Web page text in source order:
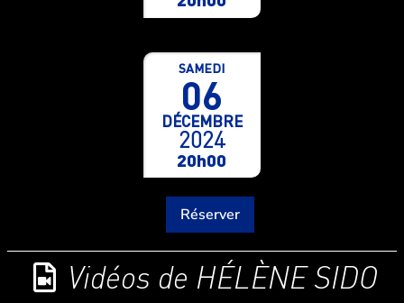
SAMEDI
06
DÉCEMBRE
2024
20h00
Réserver
Vidéos de HÉLÈNE SIDO